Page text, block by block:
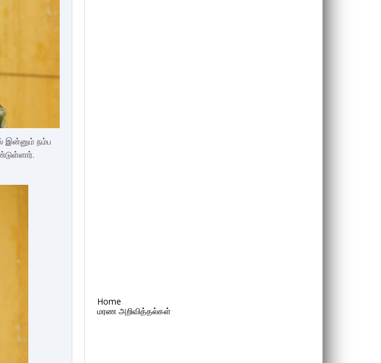
இன்னும் நம்ப
Home
மரண அறிவித்தல்கள்